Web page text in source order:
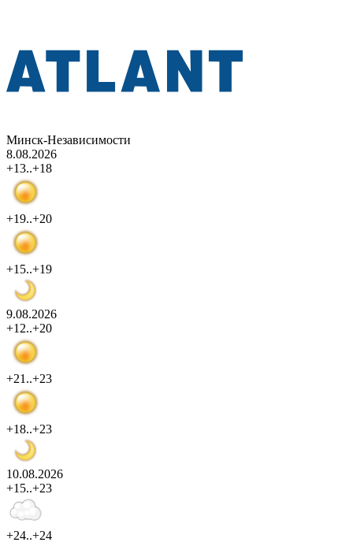
Минск-Независимости
8.08.2026
+13..+18
+19..+20
+15..+19
9.08.2026
+12..+20
+21..+23
+18..+23
10.08.2026
+15..+23
+24..+24